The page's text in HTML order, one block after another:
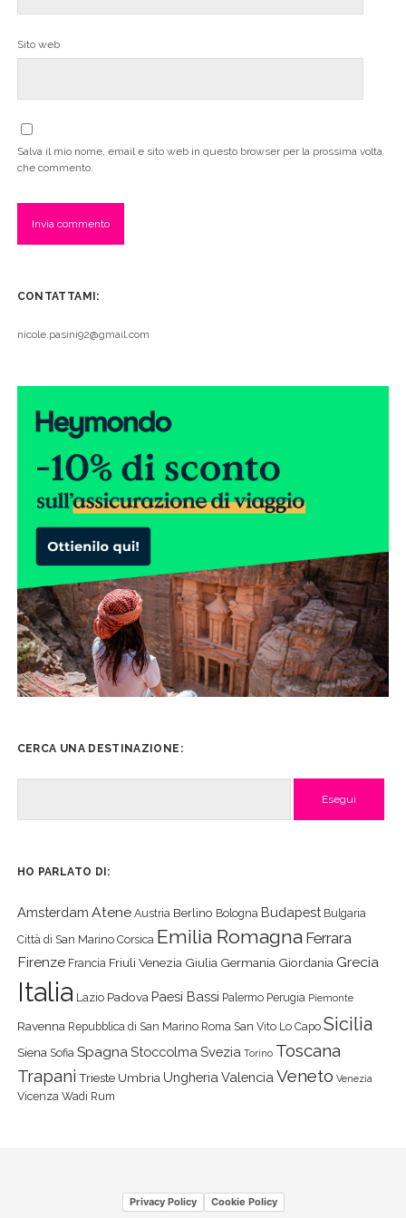
Sito web
Salva il mio nome, email e sito web in questo browser per la prossima volta
che commento.
CONTATTAMI:
nicole.pasini92@gmail.com
CERCA UNA DESTINAZIONE:
HO PARLATO DI:
Amsterdam Atene Austria Berlino Bologna Budapest Bulgaria
Città di San Marino Corsica Emilia Romagna Ferrara
Firenze Francia Friuli Venezia Giulia Germania Giordania Grecia
Italia Lazio Padova Paesi Bassi Palermo Perugia Piemonte
Ravenna Repubblica di San Marino Roma San Vito Lo Capo Sicilia
Siena Sofia Spagna Stoccolma Svezia Torino Toscana
Trapani Trieste Umbria Ungheria Valencia Veneto Venezia
Vicenza Wadi Rum
Privacy Policy Cookie Policy